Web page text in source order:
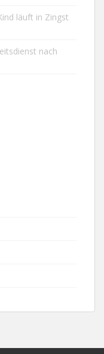
läuft in Zingst
nach